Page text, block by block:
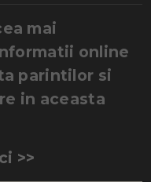
mai
online
parintilor si
in aceasta
>>